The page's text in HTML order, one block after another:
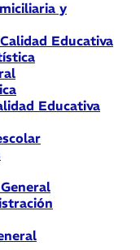
y
Educativa
Educativa